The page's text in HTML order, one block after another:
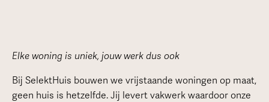
Elke woning is uniek, jouw werk dus ook
Bij SelektHuis bouwen we vrijstaande woningen op maat,
geen huis is hetzelfde. Jij levert vakwerk waardoor onze